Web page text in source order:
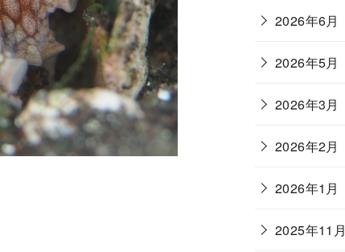
2026年6月
2026年5月
2026年3月
2026年2月
2026年1月
2025年11月